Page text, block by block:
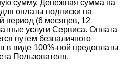
сумму. Денежная сумма на
оплаты подписки на
период (6 месяцев, 12
услуги Сервиса. Оплата
путем безналичного
в виде 100%-ной предоплаты
Пользователя.